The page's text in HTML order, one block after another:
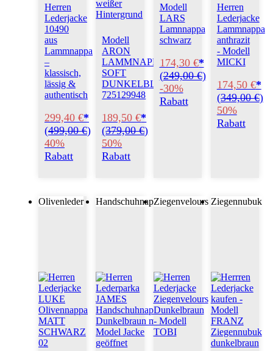
Herren
Lederjacke
10490
aus
Lammnappa
–
klassisch,
lässig &
authentisch
299,40 €*
(499,00 €)
40%
Rabatt
Modell
ARON
LAMMNAPPA
SOFT
DUNKELBLAU
725129948
189,50 €*
(379,00 €)
50%
Rabatt
Modell
LARS
Lamnnappa
schwarz
174,30 €*
(249,00 €)
-30%
Rabatt
Herren
Lederjacke
Lammnappa
anthrazit
- Modell
MICKI
174,50 €*
(349,00 €)
50%
Rabatt
Olivenleder HandschuhnappaZiegenvelours Ziegennubuk